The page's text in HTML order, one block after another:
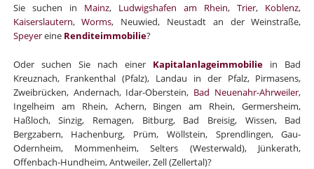
Sie suchen in Mainz, Ludwigshafen am Rhein,Trier, Koblenz,
Kaiserslautern,Worms, Neuwied, Neustadt an der Weinstraße,
Speyereine Renditeimmobilie?
Oder suchen Sie nach einer Kapitalanlageimmobilie in Bad
Kreuznach, Frankenthal (Pfalz), Landau in der Pfalz, Pirmasens,
Zweibrücken, Andernach, Idar-Oberstein, Bad Neuenahr-Ahrweiler,
Ingelheim am Rhein, Achern, Bingen am Rhein, Germersheim,
Haßloch, Sinzig, Remagen, Bitburg, Bad Breisig, Wissen, Bad
Bergzabern, Hachenburg, Prüm, Wöllstein, Sprendlingen, Gau-
Odernheim, Mommenheim, Selters (Westerwald), Jünkerath,
Offenbach-Hundheim, Antweiler, Zell (Zellertal)?